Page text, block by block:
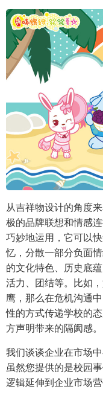
从吉祥物设计的角度
极的品牌联想和情感
巧妙地运用，它可以
忆，分散一部分负面
的文化特色、历史底
活力、团结等。比如
鹰，那么在危机沟通
性的方式传递学校的
方声明带来的隔阂感。
我们谈谈企业在市场
虽然您提供的是校园
逻辑延伸到企业市场营